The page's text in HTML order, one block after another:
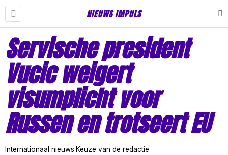
NIEUWS IMPULS
Servische president
Vucic weigert
visumplicht voor
Russen en trotseert EU
Internationaal nieuws·Keuze van de redactie